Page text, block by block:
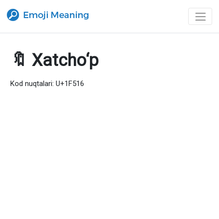
🔖 Xatcho‘p
Kod nuqtalari: U+1F516